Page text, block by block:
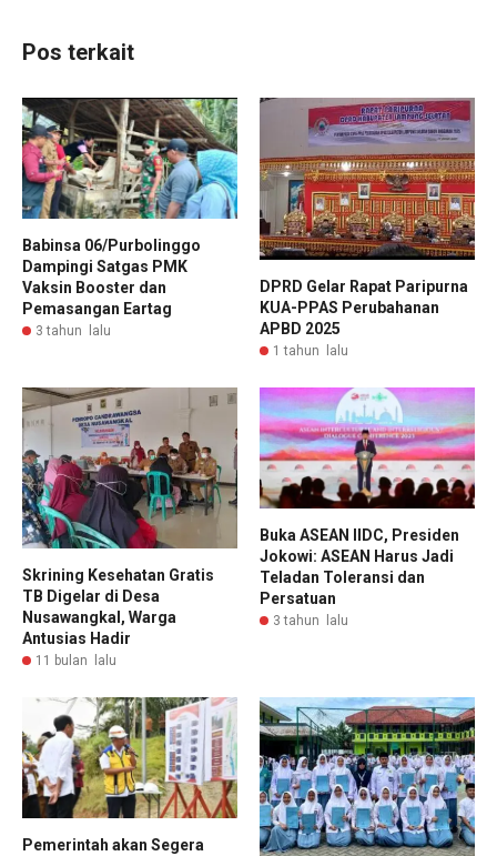
Pos terkait
Babinsa 06/Purbolinggo
Dampingi Satgas PMK
Vaksin Booster dan
Pemasangan Eartag
3 tahun lalu
DPRD Gelar Rapat Paripurna
KUA-PPAS Perubahanan
APBD 2025
1 tahun lalu
Skrining Kesehatan Gratis
TB Digelar di Desa
Nusawangkal, Warga
Antusias Hadir
11 bulan lalu
Buka ASEAN IIDC, Presiden
Jokowi: ASEAN Harus Jadi
Teladan Toleransi dan
Persatuan
3 tahun lalu
Pemerintah akan Segera